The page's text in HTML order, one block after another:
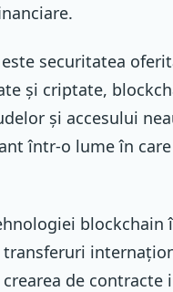
securitatea
și criptate,
și accesului
într-o lume în
de